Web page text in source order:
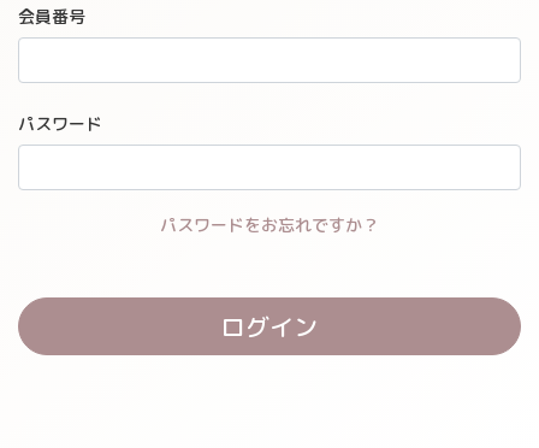
会員番号
パスワード
パスワードをお忘れですか？
ログイン